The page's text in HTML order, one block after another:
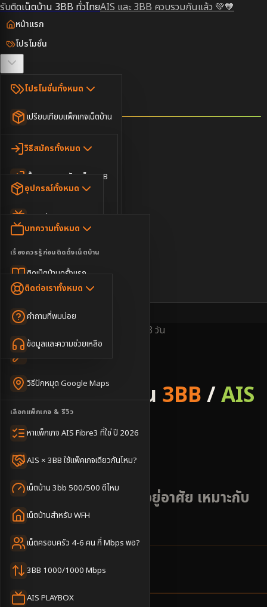
รับติดเน็ตบ้าน 3BB ทั่วไทยAIS และ 3BB ควบรวมกันแล้ว 💚🧡
หน้าแรก
โปรโมชั่น
โปรโมชั่นทั้งหมด
เปรียบเทียบแพ็กเกจเน็ตบ้าน
เน็ตบ้าน Super Fast
เน็ตบ้าน 2Gbps
เน็ตบ้านพร้อมกล่องทีวี
เน็ตบ้าน + Netflix
เน็ตบ้าน + บริการเสริม
เน็ตบ้านแรงทุกชั้น
ตรวจสอบพื้นที่
วิธีสมัครทั้งหมด
ขั้นตอนการสมัครเน็ต 3BB
อุปกรณ์
อุปกรณ์ทั้งหมด
AIS Play Box
Dongle เน็ตสำรอง
บทความ
บทความทั้งหมด
เรื่องควรรู้ก่อนติดตั้งเน็ตบ้าน
ติดเน็ตบ้านครั้งแรก
เทคนิคขอคิวช่างได้ไว
วิธีปักหมุด Google Maps
เลือกแพ็กเกจ & รีวิว
หาแพ็กเกจ AIS Fibre3 ที่ใช่ ปี 2026
AIS × 3BB ใช้แพ็คเกจเดียวกันไหม?
เน็ตบ้าน 3bb 500/500 ดีไหม
เน็ตบ้านสำหรับ WFH
เน็ตครอบครัว 4-6 คน กี่ Mbps พอ?
3BB 1000/1000 Mbps
AIS PLAYBOX
ข่าวสาร
ติดต่อเราทั้งหมด
คำถามที่พบบ่อย
ข้อมูลและความช่วยเหลือ
🇹🇭🇬🇧
2-3 วัน
3BB & AIS Fibre
รับติดตั้งเน็ตบ้าน 3BB/AIS
Fibre
เขตบางเขน
ชุมชนท้องถิ่นและพื้นที่อยู่อาศัย เหมาะกับ
ครอบครัว
2ตำบล